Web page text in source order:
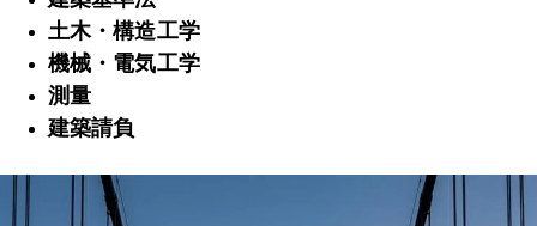
土木・構造工学
機械・電気工学
測量
建築請負